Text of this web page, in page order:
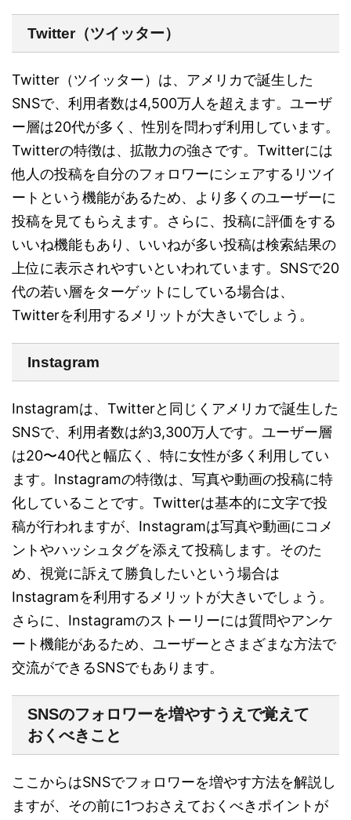
Twitter（ツイッター）
Twitter（ツイッター）は、アメリカで誕生した
SNSで、利用者数は4,500万人を超えます。ユーザ
ー層は20代が多く、性別を問わず利用しています。
Twitterの特徴は、拡散力の強さです。Twitterには
他人の投稿を自分のフォロワーにシェアするリツイ
ートという機能があるため、より多くのユーザーに
投稿を見てもらえます。さらに、投稿に評価をする
いいね機能もあり、いいねが多い投稿は検索結果の
上位に表示されやすいといわれています。SNSで20
代の若い層をターゲットにしている場合は、
Twitterを利用するメリットが大きいでしょう。
Instagram
Instagramは、Twitterと同じくアメリカで誕生した
SNSで、利用者数は約3,300万人です。ユーザー層
は20〜40代と幅広く、特に女性が多く利用してい
ます。Instagramの特徴は、写真や動画の投稿に特
化していることです。Twitterは基本的に文字で投
稿が行われますが、Instagramは写真や動画にコメ
ントやハッシュタグを添えて投稿します。そのた
め、視覚に訴えて勝負したいという場合は
Instagramを利用するメリットが大きいでしょう。
さらに、Instagramのストーリーには質問やアンケ
ート機能があるため、ユーザーとさまざまな方法で
交流ができるSNSでもあります。
SNSのフォロワーを増やすうえで覚えて
おくべきこと
ここからはSNSでフォロワーを増やす方法を解説し
ますが、その前に1つおさえておくべきポイントが